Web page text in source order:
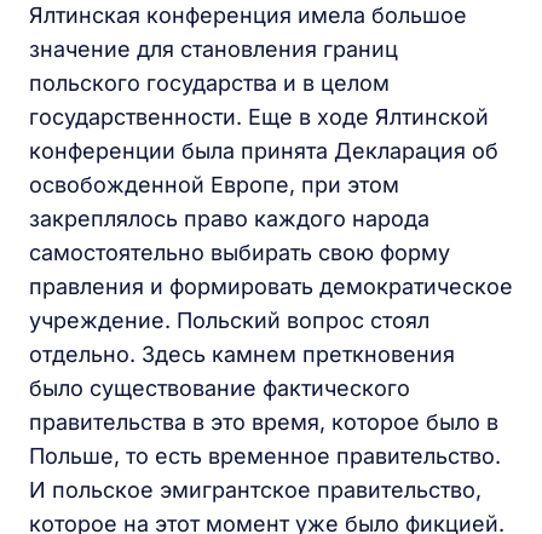
Ялтинская конференция имела большое
значение для становления границ
польского государства и в целом
государственности. Еще в ходе Ялтинской
конференции была принята Декларация об
освобожденной Европе, при этом
закреплялось право каждого народа
самостоятельно выбирать свою форму
правления и формировать демократическое
учреждение. Польский вопрос стоял
отдельно. Здесь камнем преткновения
было существование фактического
правительства в это время, которое было в
Польше, то есть временное правительство.
И польское эмигрантское правительство,
которое на этот момент уже было фикцией.